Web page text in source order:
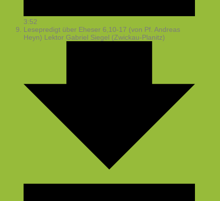
3:52
Lesepredigt über Eheser 6,10-17 (von Pf. Andreas
Heyn) Lektor Gabriel Siegel (Zwickau-Planitz)